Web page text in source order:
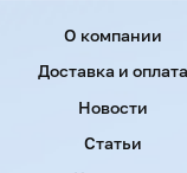
О компании
Доставка и оплата
Новости
Статьи